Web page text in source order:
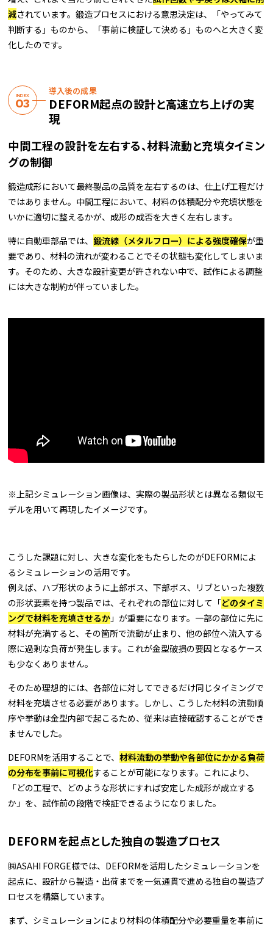
減されています。鍛造プロセスにおける意思決定は、「やってみて
判断する」ものから、「事前に検証して決める」ものへと大きく変
化したのです。
INDEX 導入後の成果
DEFORM起点の設計と高速立ち上げの実
現
中間工程の設計を左右する、材料流動と充填タイミン
グの制御
鍛造成形において最終製品の品質を左右するのは、仕上げ工程だけ
ではありません。中間工程において、材料の体積配分や充填状態を
いかに適切に整えるかが、成形の成否を大きく左右します。
特に自動車部品では、鍛流線（メタルフロー）による強度確保が重
要であり、材料の流れが変わることでその状態も変化してしまいま
す。そのため、大きな設計変更が許されない中で、試作による調整
には大きな制約が伴っていました。
※上記シミュレーション画像は、実際の製品形状とは異なる類似モ
デルを用いて再現したイメージです。
こうした課題に対し、大きな変化をもたらしたのがDEFORMによ
るシミュレーションの活用です。
例えば、ハブ形状のように上部ボス、下部ボス、リブといった複数
の形状要素を持つ製品では、それぞれの部位に対して「どのタイミ
ングで材料を充填させるか 」が重要になります。一部の部位に先に
材料が充満すると、その箇所で流動が止まり、他の部位へ流入する
際に過剰な負荷が発生します。これが金型破損の要因となるケース
も少なくありません。
そのため理想的には、各部位に対してできるだけ同じタイミングで
材料を充填させる必要があります。しかし、こうした材料の流動順
序や挙動は金型内部で起こるため、従来は直接確認することができ
ませんでした。
DEFORMを活用することで、材料流動の挙動や各部位にかかる負荷
の分布を事前に可視化することが可能になります。これにより、
「どの工程で、どのような形状にすれば安定した成形が成立する
か」を、試作前の段階で検証できるようになりました。
DEFORMを起点とした独自の製造プロセス
㈱ASAHI FORGE様では、DEFORMを活用したシミュレーションを
起点に、設計から製造・出荷までを一気通貫で進める独自の製造プ
ロセスを構築しています。
まず、シミュレーションにより材料の体積配分や必要重量を事前に